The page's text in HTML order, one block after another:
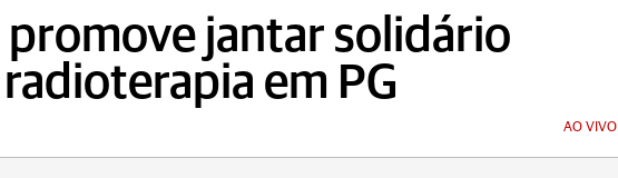
promove jantar solidário
em PG
AO VIVO